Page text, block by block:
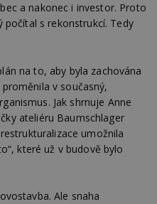
a nakonec i investor. Proto
počítal s rekonstrukcí. Tedy
na to, aby byla zachována
v současný,
Jak shrnuje Anne
ateliéru Baumschlager
umožnila
které už v budově bylo
Ale snaha